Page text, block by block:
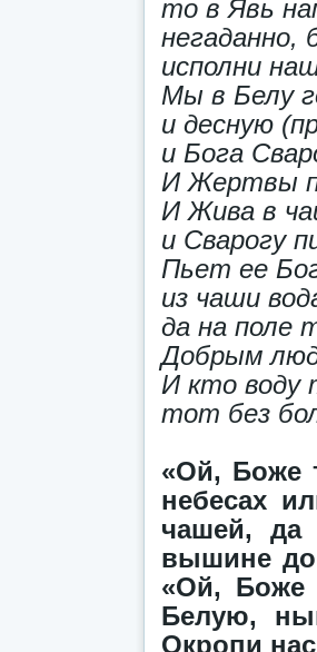
то в Явь
негаданно,
исполни
Мы в Белу
и десную
и Бога
И Жертвы
И Жива в
и Сварогу
Пьет ее
из чаши
да на поле
Добрым
И кто воду
тот без
«Ой, Боже
небесах
чашей, да
вышине до
«Ой, Боже
Белую,
Окропи